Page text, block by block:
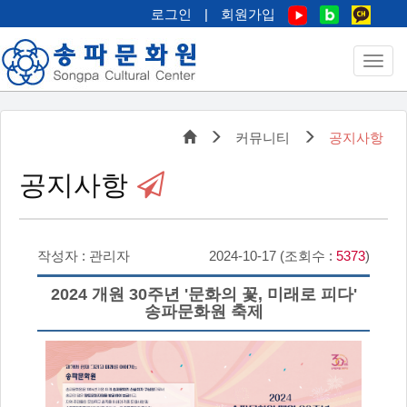
로그인 | 회원가입
커뮤니티 공지사항
공지사항
작성자 : 관리자 2024-10-17 (조회수 : 5373)
2024 개원 30주년 '문화의 꽃, 미래로 피다'
송파문화원 축제